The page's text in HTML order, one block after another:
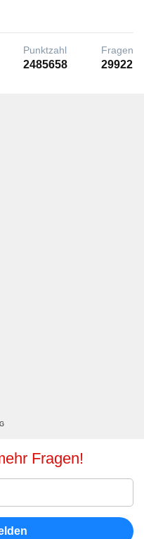
Punktzahl
2485658
Fragen
29922
Fragen!